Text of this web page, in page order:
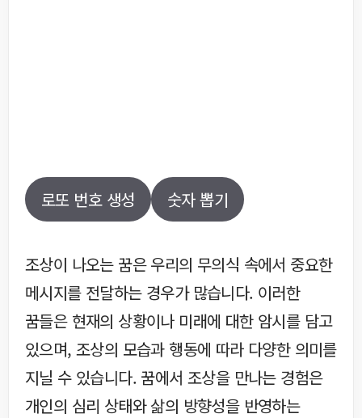
로또 번호 생성 숫자 뽑기
조상이 나오는 꿈은 우리의 무의식 속에서 중요한
메시지를 전달하는 경우가 많습니다. 이러한
꿈들은 현재의 상황이나 미래에 대한 암시를 담고
있으며, 조상의 모습과 행동에 따라 다양한 의미를
지닐 수 있습니다. 꿈에서 조상을 만나는 경험은
개인의 심리 상태와 삶의 방향성을 반영하는